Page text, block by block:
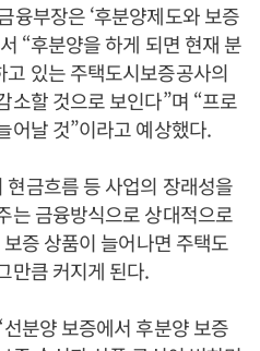
융부장은 ‘후분양제도와 보증
“후분양을 하게 되면 현재 분
있는 주택도시보증공사의
소할 것으로 보인다”며 “프로
어날 것”이라고 예상했다.
금흐름 등 사업의 장래성을
는 금융방식으로 상대적으로
증 상품이 늘어나면 주택도
만큼 커지게 된다.
분양 보증에서 후분양 보증